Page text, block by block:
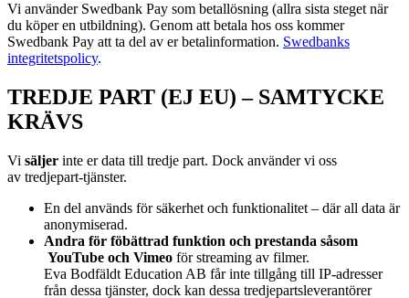
Vi använder Swedbank Pay som betallösning (allra sista steget när
du köper en utbildning). Genom att betala hos oss kommer
Swedbank Pay att ta del av er betalinformation. Swedbanks
integritetspolicy.
TREDJE PART (EJ EU) – SAMTYCKE
KRÄVS
Vi säljer inte er data till tredje part. Dock använder vi oss
av tredjepart-tjänster.
En del används för säkerhet och funktionalitet – där all data är
anonymiserad.
Andra för föbättrad funktion och prestanda såsom
YouTube och Vimeo för streaming av filmer.
Eva Bodfäldt Education AB får inte tillgång till IP-adresser
från dessa tjänster, dock kan dessa tredjepartsleverantörer